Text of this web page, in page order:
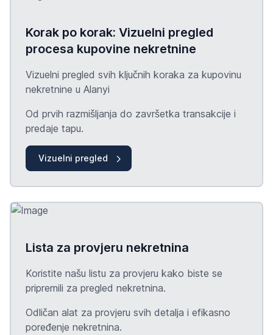
Korak po korak: Vizuelni pregled
procesa kupovine nekretnine
Vizuelni pregled svih ključnih koraka za kupovinu
nekretnine u Alanyi
Od prvih razmišljanja do završetka transakcije i
predaje tapu.
Vizuelni pregled
Lista za provjeru nekretnina
Koristite našu listu za provjeru kako biste se
pripremili za pregled nekretnina.
Odličan alat za provjeru svih detalja i efikasno
poređenje nekretnina.